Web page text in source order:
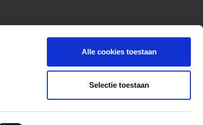
Alle cookies toestaan
Selectie toestaan